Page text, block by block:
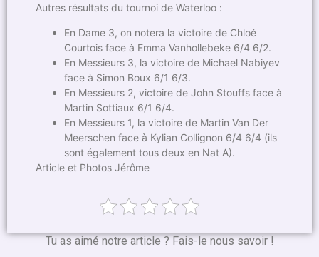
Autres résultats du tournoi de Waterloo :
En Dame 3, on notera la victoire de Chloé
Courtois face à Emma Vanhollebeke 6/4 6/2.
En Messieurs 3, la victoire de Michael Nabiyev
face à Simon Boux 6/1 6/3.
En Messieurs 2, victoire de John Stouffs face à
Martin Sottiaux 6/1 6/4.
En Messieurs 1, la victoire de Martin Van Der
Meerschen face à Kylian Collignon 6/4 6/4 (ils
sont également tous deux en Nat A).
Article et Photos Jérôme
Tu as aimé notre article ? Fais-le nous savoir !